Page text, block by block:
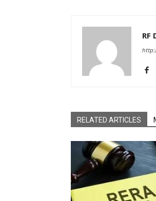
RF
RELATED ARTICLES